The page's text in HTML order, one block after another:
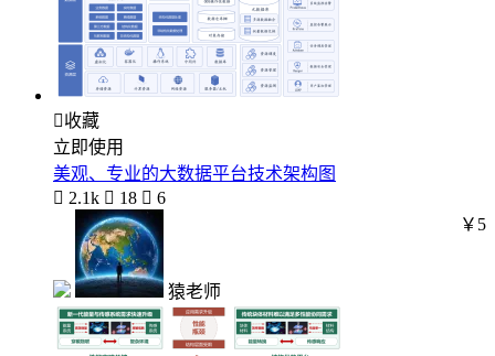
收藏
立即使用
美观、专业的大数据平台技术架构图
 2.1k  18  6
猿老师
￥5